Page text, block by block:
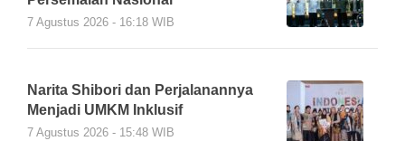
7 Agustus 2026 - 16:18 WIB
Narita Shibori dan Perjalanannya
Menjadi UMKM Inklusif
7 Agustus 2026 - 15:48 WIB